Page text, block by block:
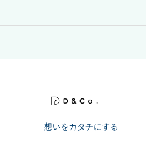
想いをカタチにする